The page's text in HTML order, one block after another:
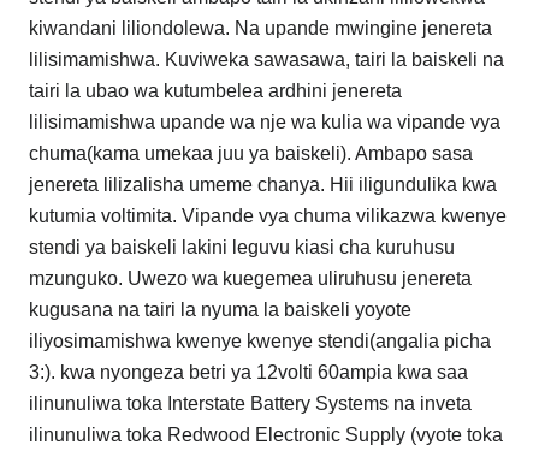
kiwandani liliondolewa. Na upande mwingine jenereta
lilisimamishwa. Kuviweka sawasawa, tairi la baiskeli na
tairi la ubao wa kutumbelea ardhini jenereta
lilisimamishwa upande wa nje wa kulia wa vipande vya
chuma(kama umekaa juu ya baiskeli). Ambapo sasa
jenereta lilizalisha umeme chanya. Hii iligundulika kwa
kutumia voltimita. Vipande vya chuma vilikazwa kwenye
stendi ya baiskeli lakini leguvu kiasi cha kuruhusu
mzunguko. Uwezo wa kuegemea uliruhusu jenereta
kugusana na tairi la nyuma la baiskeli yoyote
iliyosimamishwa kwenye kwenye stendi(angalia picha
3:). kwa nyongeza betri ya 12volti 60ampia kwa saa
ilinunuliwa toka Interstate Battery Systems na inveta
ilinunuliwa toka Redwood Electronic Supply (vyote toka